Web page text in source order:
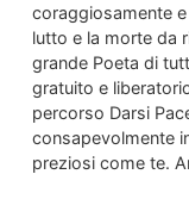
coraggiosamente
lutto e la morte da
grande Poeta di
gratuito e
percorso Darsi
consapevolmente
preziosi come te.